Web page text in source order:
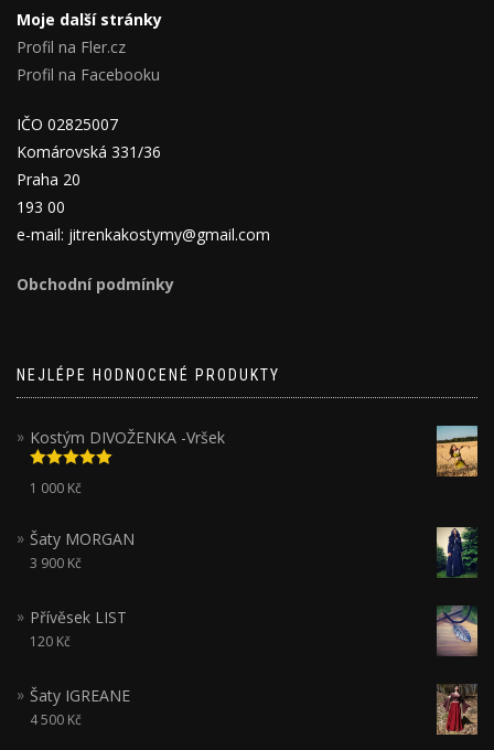
Moje další stránky
Profil na Fler.cz
Profil na Facebooku
IČO 02825007
Komárovská 331/36
Praha 20
193 00
e-mail: jitrenkakostymy@gmail.com
Obchodní podmínky
NEJLÉPE HODNOCENÉ PRODUKTY
Kostým DIVOŽENKA -Vršek
Hodnocení
5.00z 5
1 000 Kč
Šaty MORGAN
3 900 Kč
Přívěsek LIST
120 Kč
Šaty IGREANE
4 500 Kč